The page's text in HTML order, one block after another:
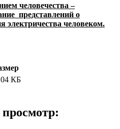
человечества –
представлений о
электричества человеком.
КБ